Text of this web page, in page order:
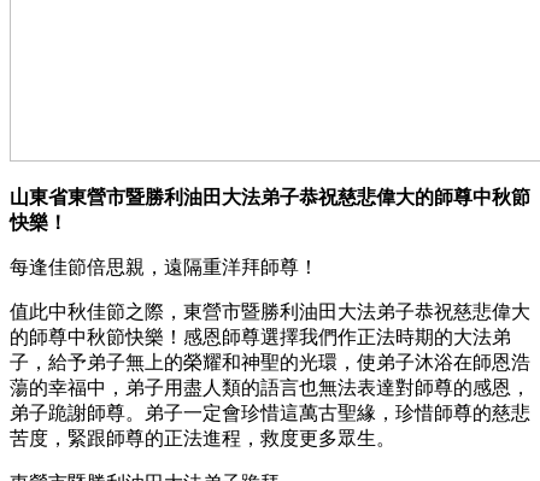
山東省東營市暨勝利油田大法弟子恭祝慈悲偉大的師尊中秋節
快樂！
每逢佳節倍思親，遠隔重洋拜師尊！
值此中秋佳節之際，東營市暨勝利油田大法弟子恭祝慈悲偉大
的師尊中秋節快樂！感恩師尊選擇我們作正法時期的大法弟
子，給予弟子無上的榮耀和神聖的光環，使弟子沐浴在師恩浩
蕩的幸福中，弟子用盡人類的語言也無法表達對師尊的感恩，
弟子跪謝師尊。弟子一定會珍惜這萬古聖緣，珍惜師尊的慈悲
苦度，緊跟師尊的正法進程，救度更多眾生。